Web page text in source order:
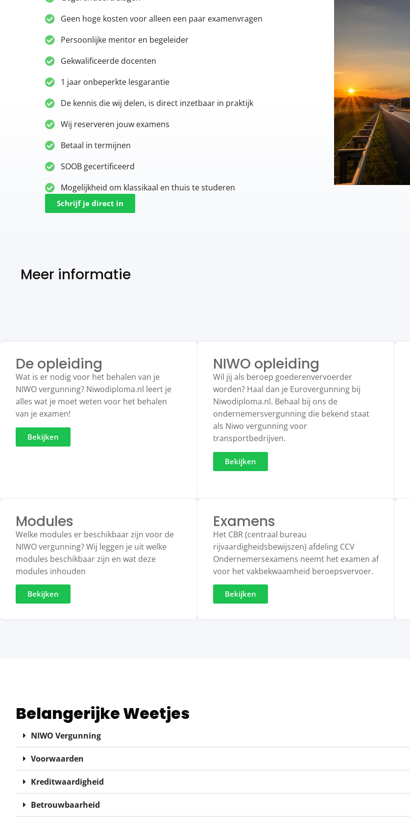
Geen hoge kosten voor alleen een paar examenvragen
Persoonlijke mentor en begeleider
Gekwalificeerde docenten
1 jaar onbeperkte lesgarantie
De kennis die wij delen, is direct inzetbaar in praktijk
Wij reserveren jouw examens
Betaal in termijnen
SOOB gecertificeerd
Mogelijkheid om klassikaal en thuis te studeren
Schrijf je direct in
Meer informatie
De opleiding
Wat is er nodig voor het behalen van je
NIWO vergunning? Niwodiploma.nl leert je
alles wat je moet weten voor het behalen
van je examen!
Bekijken
NIWO opleiding
Wil jij als beroep goederenvervoerder
worden? Haal dan je Eurovergunning bij
Niwodiploma.nl. Behaal bij ons de
ondernemersvergunning die bekend staat
als Niwo vergunning voor
transportbedrijven.
Bekijken
Modules​​
Welke modules er beschikbaar zijn voor de
NIWO vergunning? Wij leggen je uit welke
modules beschikbaar zijn en wat deze
modules inhouden
Bekijken
Examens
Het CBR (centraal bureau
rijvaardigheidsbewijszen) afdeling CCV
Ondernemersexamens neemt het examen af
voor het vakbekwaamheid beroepsvervoer.
Bekijken
Belangerijke Weetjes
NIWO Vergunning
Voorwaarden
Kreditwaardigheid
Betrouwbaarheid